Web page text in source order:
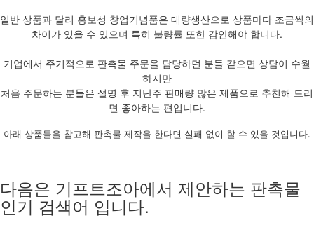
일반 상품과 달리 홍보성 창업기념품은 대량생산으로 상품마다 조금씩의
차이가 있을 수 있으며 특히 불량률 또한 감안해야 합니다.
기업에서 주기적으로 판촉물 주문을 담당하던 분들 같으면 상담이 수월
하지만
처음 주문하는 분들은 설명 후 지난주 판매량 많은 제품으로 추천해 드리
면 좋아하는 편입니다.
아래 상품들을 참고해 판촉물 제작을 한다면 실패 없이 할 수 있을 것입니다.
다음은 기프트조아에서 제안하는 판촉물
인기 검색어 입니다.